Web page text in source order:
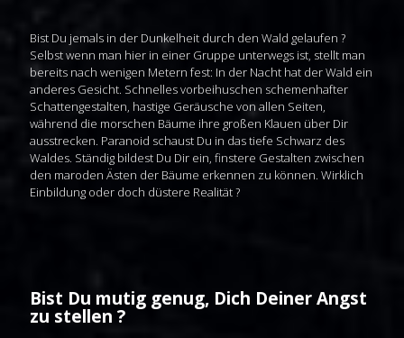
Bist Du jemals in der Dunkelheit durch den Wald gelaufen ?
Selbst wenn man hier in einer Gruppe unterwegs ist, stellt man
bereits nach wenigen Metern fest: In der Nacht hat der Wald ein
anderes Gesicht. Schnelles vorbeihuschen schemenhafter
Schattengestalten, hastige Geräusche von allen Seiten,
während die morschen Bäume ihre großen Klauen über Dir
ausstrecken. Paranoid schaust Du in das tiefe Schwarz des
Waldes. Ständig bildest Du Dir ein, finstere Gestalten zwischen
den maroden Ästen der Bäume erkennen zu können. Wirklich
Einbildung oder doch düstere Realität ?
Bist Du mutig genug, Dich Deiner Angst
zu stellen ?